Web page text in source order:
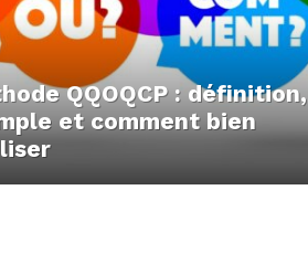
QQOQCP : définition,
et comment bien